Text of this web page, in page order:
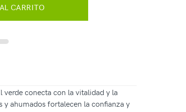
CARRITO
verde conecta con la vitalidad y la
y ahumados fortalecen la confianza y